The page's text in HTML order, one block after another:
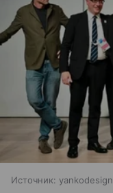
Источник: yankodesign